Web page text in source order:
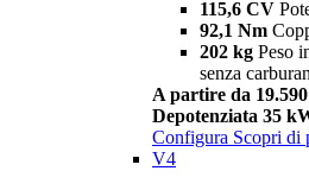
115,6 CV
92,1 Nm
202 kg Peso
senza
A partire da
Depotenziata 35
Configura Scopri di
V4